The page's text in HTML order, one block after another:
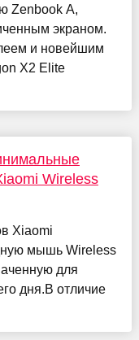
Zenbook A,
экраном.
и новейшим
X2 Elite
Wireless
Xiaomi
мышь Wireless
для
дня.В отличие